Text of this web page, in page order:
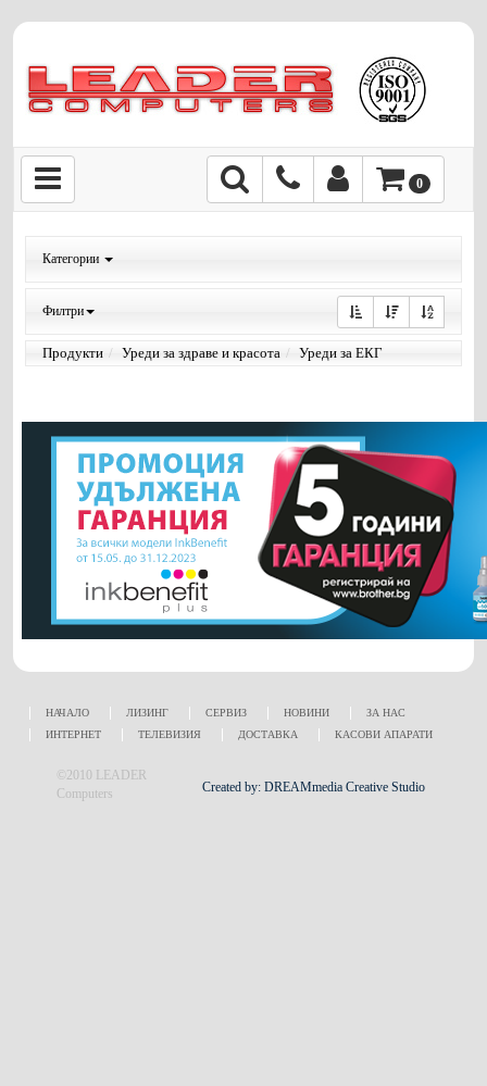
0
Категории
Филтри
Продукти Уреди за здраве и красота Уреди за ЕКГ
НАЧАЛО ЛИЗИНГ СЕРВИЗ НОВИНИ
ЗА НАС
ИНТЕРНЕТ
ТЕЛЕВИЗИЯ ДОСТАВКА КАСОВИ АПАРАТИ
Created by: DREAMmedia Creative Studio
©2010 LEADER
Computers